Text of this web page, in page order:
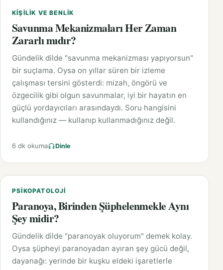
KIŞILIK VE BENLIK
Savunma Mekanizmaları Her Zaman
Zararlı mıdır?
Gündelik dilde "savunma mekanizması yapıyorsun"
bir suçlama. Oysa on yıllar süren bir izleme
çalışması tersini gösterdi: mizah, öngörü ve
özgecilik gibi olgun savunmalar, iyi bir hayatın en
güçlü yordayıcıları arasındaydı. Soru hangisini
kullandığınız — kullanıp kullanmadığınız değil.
6 dk okuma Dinle
PSIKOPATOLOJI
Paranoya, Birinden Şüphelenmekle Aynı
Şey midir?
Gündelik dilde "paranoyak oluyorum" demek kolay.
Oysa şüpheyi paranoyadan ayıran şey gücü değil,
dayanağı: yerinde bir kuşku eldeki işaretlerle